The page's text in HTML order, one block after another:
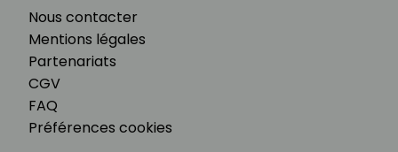
Nous contacter
Mentions légales
Partenariats
CGV
FAQ
Préférences cookies